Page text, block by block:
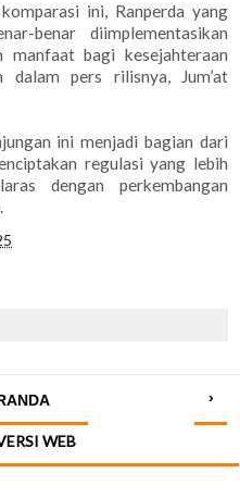
ini, Ranperda yang
benar diimplementasikan
manfaat bagi kesejahteraan
dalam pers rilisnya, Jum’at
ini menjadi bagian dari
regulasi yang lebih
dengan perkembangan
›
WEB